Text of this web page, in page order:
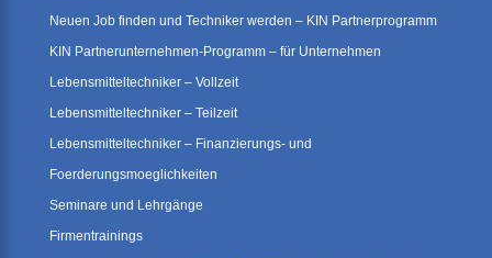
Neuen Job finden und Techniker werden – KIN Partnerprogramm
KIN Partnerunternehmen-Programm – für Unternehmen
Lebensmitteltechniker – Vollzeit
Lebensmitteltechniker – Teilzeit
Lebensmitteltechniker – Finanzierungs- und
Foerderungsmoeglichkeiten
Seminare und Lehrgänge
Firmentrainings